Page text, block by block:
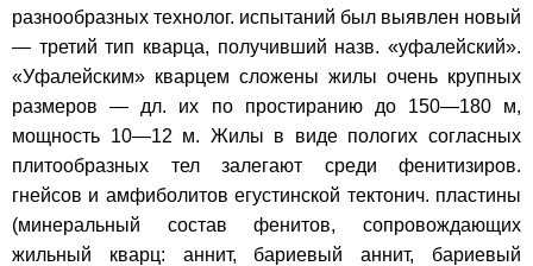
разнообразных технолог. испытаний был выявлен новый
— третий тип кварца, получивший назв. «уфалейский».
«Уфалейским» кварцем сложены жилы очень крупных
размеров — дл. их по простиранию до 150—180 м,
мощность 10—12 м. Жилы в виде пологих согласных
плитообразных тел залегают среди фенитизиров.
гнейсов и амфиболитов егустинской тектонич. пластины
(минеральный состав фенитов, сопровождающих
жильный кварц: аннит, бариевый аннит, бариевый